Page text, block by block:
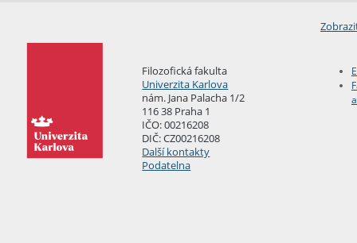
Filozofická fakulta
Univerzita Karlova
nám. Jana Palacha 1/2
116 38 Praha 1
IČO: 00216208
DIČ: CZ00216208
Další kontakty
Podatelna